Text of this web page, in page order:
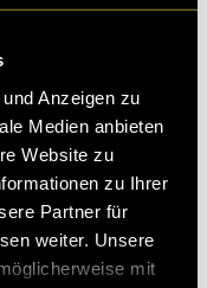
Anzeigen zu
Medien anbieten
Website zu
zu Ihrer
Partner für
weiter. Unsere
mit
Aeschlimann
Sound of the Y
an Ereignisse
Da h